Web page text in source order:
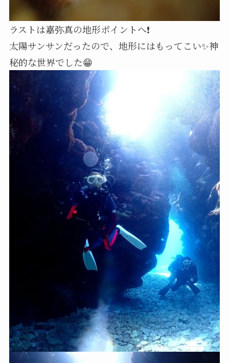
ラストは嘉弥真の地形ポイントへ❗
太陽サンサンだったので、地形にはもってこい✨神
秘的な世界でした😁